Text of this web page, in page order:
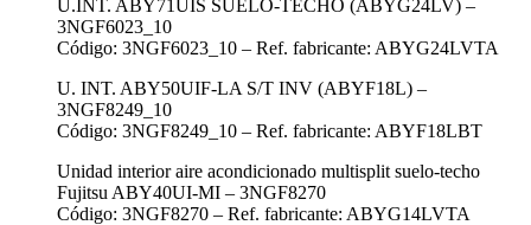
U.INT. ABY71UIS SUELO-TECHO (ABYG24LV) –
3NGF6023_10
Código: 3NGF6023_10 – Ref. fabricante: ABYG24LVTA
U. INT. ABY50UIF-LA S/T INV (ABYF18L) –
3NGF8249_10
Código: 3NGF8249_10 – Ref. fabricante: ABYF18LBT
Unidad interior aire acondicionado multisplit suelo-techo
Fujitsu ABY40UI-MI – 3NGF8270
Código: 3NGF8270 – Ref. fabricante: ABYG14LVTA